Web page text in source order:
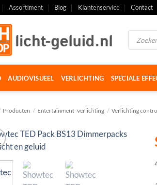
Assortiment Blog Klantenservice Contact
Producten
zoeken
AUDIOVISUEEL VERLICHTING SPECIALE
Producten / Entertainment- verlichting / Verlichting